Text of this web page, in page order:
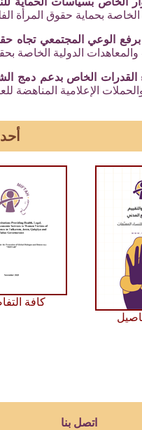
بحماية حقوق المرأة
برفع الوعي المجتمعي تجاه
والمعاهدات الدولية الخاصة
القدرات الخاص بدعم دمج
الإعلامية المناهضة
كافة
اتصل بنا